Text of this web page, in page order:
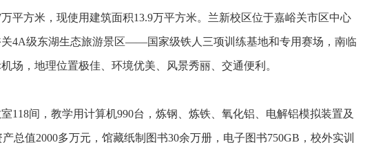
平方米，现使用建筑面积13.9万平方米。兰新校区位于嘉峪关市区中心
4A级东湖生态旅游景区——国家级铁人三项训练基地和专用赛场，南临
场，地理位置极佳、环境优美、风景秀丽、交通便利。
118间，教学用计算机990台，炼钢、炼铁、氧化铝、电解铝模拟装置及
总值2000多万元，馆藏纸制图书30余万册，电子图书750GB，校外实训